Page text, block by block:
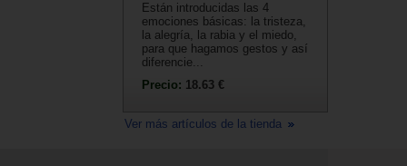
Están introducidas las 4
emociones básicas: la tristeza,
la alegría, la rabia y el miedo,
para que hagamos gestos y así
diferencie...
Precio: 18.63 €
Ver más artículos de la tienda